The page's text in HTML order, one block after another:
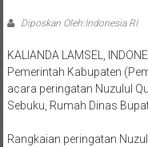
Diposkan Oleh:Indonesia RI
KALIANDA LAMSEL,
Pemerintah Kabupaten
acara peringatan Nuzulul
Sebuku, Rumah Dinas
Rangkaian peringatan